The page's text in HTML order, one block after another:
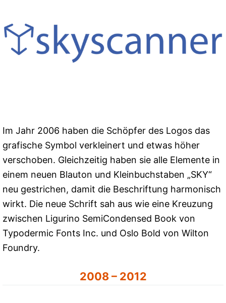
Im Jahr 2006 haben die Schöpfer des Logos das
grafische Symbol verkleinert und etwas höher
verschoben. Gleichzeitig haben sie alle Elemente in
einem neuen Blauton und Kleinbuchstaben „SKY“
neu gestrichen, damit die Beschriftung harmonisch
wirkt. Die neue Schrift sah aus wie eine Kreuzung
zwischen Ligurino SemiCondensed Book von
Typodermic Fonts Inc. und Oslo Bold von Wilton
Foundry.
2008 – 2012